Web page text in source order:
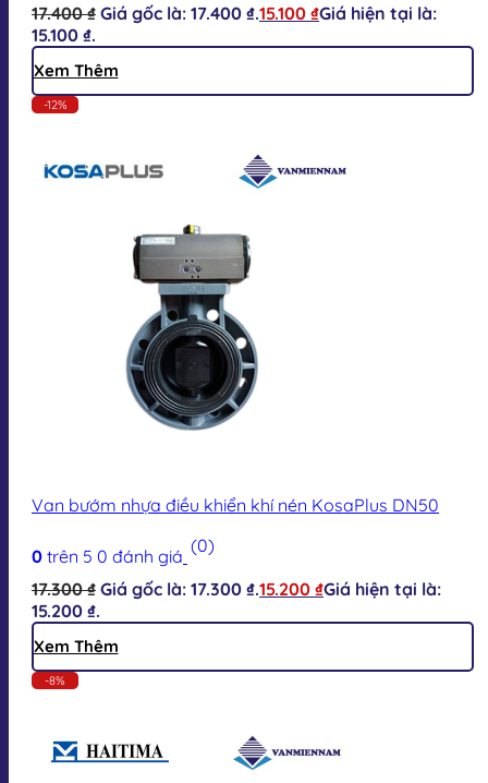
17.400₫ Giá gốc là: 17.400 ₫.15.100 ₫Giá hiện tại là:
15.100 ₫.
Xem Thêm
-12%
Van bướm nhựa điều khiển khí nén KosaPlus DN50
0 trên 5 0 đánh giá (0)
17.300₫ Giá gốc là: 17.300 ₫.15.200 ₫Giá hiện tại là:
15.200 ₫.
Xem Thêm
-8%